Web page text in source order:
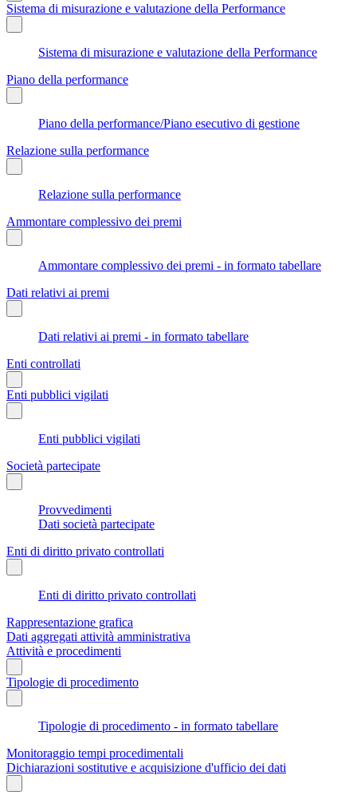
Sistema di misurazione e valutazione della Performance
Sistema di misurazione e valutazione della Performance
Piano della performance
Piano della performance/Piano esecutivo di gestione
Relazione sulla performance
Relazione sulla performance
Ammontare complessivo dei premi
Ammontare complessivo dei premi - in formato tabellare
Dati relativi ai premi
Dati relativi ai premi - in formato tabellare
Enti controllati
Enti pubblici vigilati
Enti pubblici vigilati
Società partecipate
Provvedimenti
Dati società partecipate
Enti di diritto privato controllati
Enti di diritto privato controllati
Rappresentazione grafica
Dati aggregati attività amministrativa
Attività e procedimenti
Tipologie di procedimento
Tipologie di procedimento - in formato tabellare
Monitoraggio tempi procedimentali
Dichiarazioni sostitutive e acquisizione d'ufficio dei dati